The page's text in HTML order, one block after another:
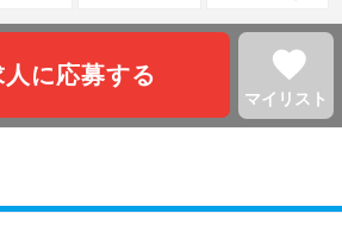
人に応募する favorite
マイリスト